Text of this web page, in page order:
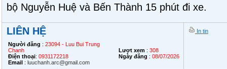
bộ Nguyễn Huệ và Bến Thành 15 phút đi xe.
LIÊN HỆ
Người đăng : 23094 - Luu Bui Trung
Chanh
Điện thoại: 0931172218
Email : luuchanh.arc@gmail.com
Lượt xem : 308
Ngày đăng : 08/07/2026
In tin